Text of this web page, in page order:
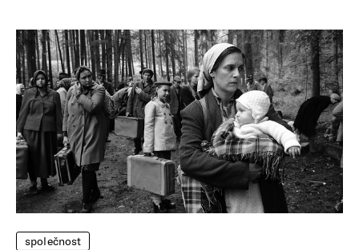
společnost